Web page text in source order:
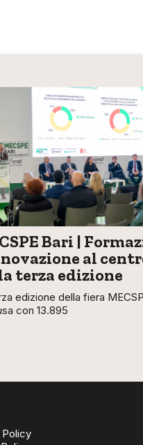
Bari |
al
terza edizione
edizione della fiera
con 13.895
Policy